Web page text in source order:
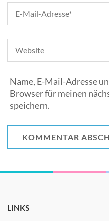
Name, E-Mail-Adresse
Browser für meinen
speichern.
LINKS